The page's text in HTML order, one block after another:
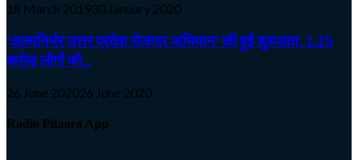
18 March 201930 January 2020
‘आत्मनिर्भर उत्तर प्रदेश रोजगार अभियान’ की हुई शुरुआत, 1.25
करोड़ लोगों को...
26 June 202026 June 2020
Radio Pitaara App